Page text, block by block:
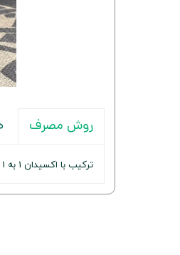
روش مصرف
ترکیب با اکسیدان 1 به 1 و ماندگاری 30–40 دقیقه.